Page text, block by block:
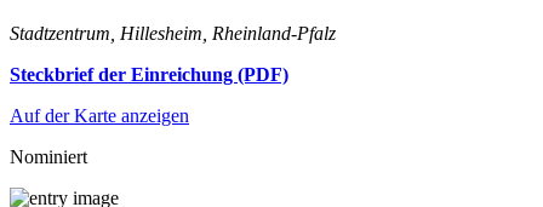
Stadtzentrum, Hillesheim, Rheinland-Pfalz
Steckbrief der Einreichung (PDF)
Auf der Karte anzeigen
Nominiert